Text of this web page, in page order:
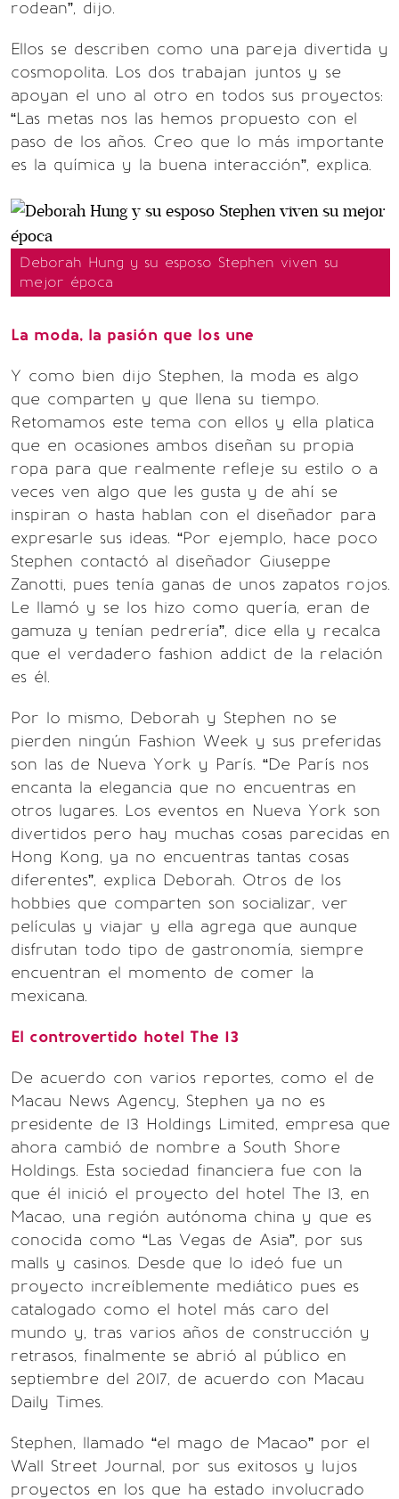
rodean”, dijo.
Ellos se describen como una pareja divertida y
cosmopolita. Los dos trabajan juntos y se
apoyan el uno al otro en todos sus proyectos:
“Las metas nos las hemos propuesto con el
paso de los años. Creo que lo más importante
es la química y la buena interacción”, explica.
Deborah Hung y su esposo Stephen viven su
mejor época
La moda, la pasión que los une
Y como bien dijo Stephen, la moda es algo
que comparten y que llena su tiempo.
Retomamos este tema con ellos y ella platica
que en ocasiones ambos diseñan su propia
ropa para que realmente refleje su estilo o a
veces ven algo que les gusta y de ahí se
inspiran o hasta hablan con el diseñador para
expresarle sus ideas. “Por ejemplo, hace poco
Stephen contactó al diseñador Giuseppe
Zanotti, pues tenía ganas de unos zapatos rojos.
Le llamó y se los hizo como quería, eran de
gamuza y tenían pedrería”, dice ella y recalca
que el verdadero fashion addict de la relación
es él.
Por lo mismo, Deborah y Stephen no se
pierden ningún Fashion Week y sus preferidas
son las de Nueva York y París. “De París nos
encanta la elegancia que no encuentras en
otros lugares. Los eventos en Nueva York son
divertidos pero hay muchas cosas parecidas en
Hong Kong, ya no encuentras tantas cosas
diferentes”, explica Deborah. Otros de los
hobbies que comparten son socializar, ver
películas y viajar y ella agrega que aunque
disfrutan todo tipo de gastronomía, siempre
encuentran el momento de comer la
mexicana.
El controvertido hotel The 13
De acuerdo con varios reportes, como el de
Macau News Agency, Stephen ya no es
presidente de 13 Holdings Limited, empresa que
ahora cambió de nombre a South Shore
Holdings. Esta sociedad financiera fue con la
que él inició el proyecto del hotel The 13, en
Macao, una región autónoma china y que es
conocida como “Las Vegas de Asia”, por sus
malls y casinos. Desde que lo ideó fue un
proyecto increíblemente mediático pues es
catalogado como el hotel más caro del
mundo y, tras varios años de construcción y
retrasos, finalmente se abrió al público en
septiembre del 2017, de acuerdo con Macau
Daily Times.
Stephen, llamado “el mago de Macao” por el
Wall Street Journal, por sus exitosos y lujos
proyectos en los que ha estado involucrado